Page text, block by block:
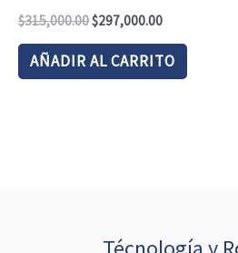
$315,000.00$297,000.00
AÑADIR AL CARRITO